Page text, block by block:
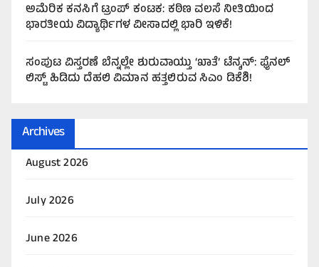
ಅಮೆರಿಕ ಕನಸಿಗೆ ಟ್ರಂಪ್ ಕಂಟಕ: ಕಠಿಣ ವಲಸೆ ನೀತಿಯಿಂದ
ಭಾರತೀಯ ವಿದ್ಯಾರ್ಥಿಗಳ ವೀಸಾದಲ್ಲಿ ಭಾರಿ ಇಳಿಕೆ!
ಸಂಪುಟ ವಿಸ್ತರಣೆ ಬೆನ್ನಲ್ಲೇ ಶುರುವಾಯ್ತು ‘ಖಾತೆ’ ಟೆನ್ಶನ್: ಫೈನಲ್
ಲಿಸ್ಟ್ ಹಿಡಿದು ದೆಹಲಿ ವಿಮಾನ ಹತ್ತಲಿರುವ ಸಿಎಂ ಡಿಕೆಶಿ!
Archives
August 2026
July 2026
June 2026